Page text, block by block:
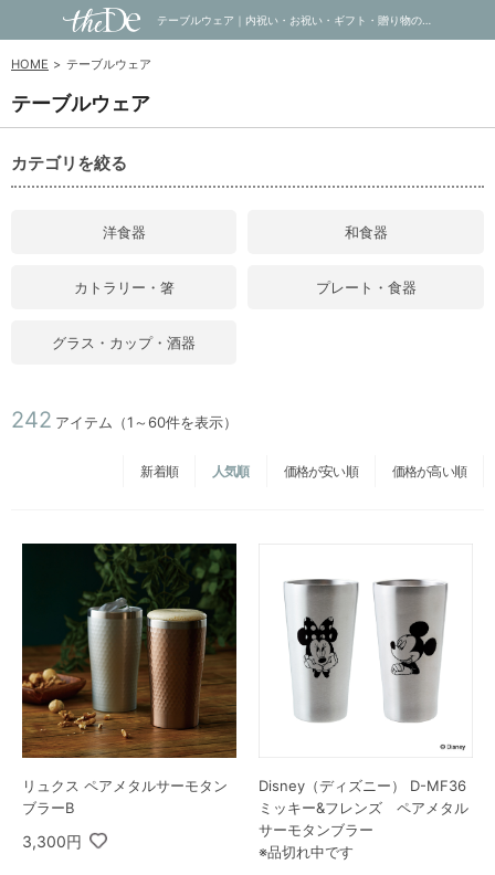
テーブルウェア｜内祝い・お祝い・ギフト・贈り物の通販サイトtheDe(ザディー)
HOME テーブルウェア
テーブルウェア
カテゴリを絞る
洋食器 和食器
カトラリー・箸 プレート・食器
グラス・カップ・酒器
242 アイテム（1～60件を表示）
新着順 人気順 価格が安い順 価格が高い順
リュクス ペアメタルサーモタン
ブラーB
3,300円
Disney（ディズニー） D-MF36
ミッキー&フレンズ ペアメタル
サーモタンブラー
※品切れ中です